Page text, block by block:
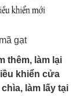
gạt
thêm, làm lại
khiển cửa
làm lấy tại